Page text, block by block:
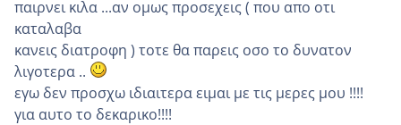
παιρνει κιλα ...αν ομως προσεχεις ( που απο οτι
καταλαβα
κανεις διατροφη ) τοτε θα παρεις οσο το δυνατον
λιγοτερα ..
εγω δεν προσχω ιδιαιτερα ειμαι με τις μερες μου !!!!
για αυτο το δεκαρικο!!!!